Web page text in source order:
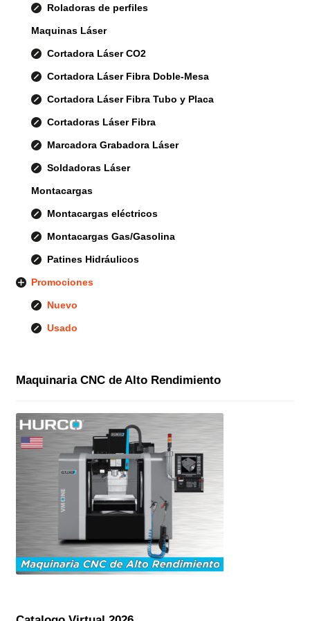
Roladoras de perfiles
Maquinas Láser
Cortadora Láser CO2
Cortadora Láser Fibra Doble-Mesa
Cortadora Láser Fibra Tubo y Placa
Cortadoras Láser Fibra
Marcadora Grabadora Láser
Soldadoras Láser
Montacargas
Montacargas eléctricos
Montacargas Gas/Gasolina
Patines Hidráulicos
Promociones
Nuevo
Usado
Maquinaria CNC de Alto Rendimiento